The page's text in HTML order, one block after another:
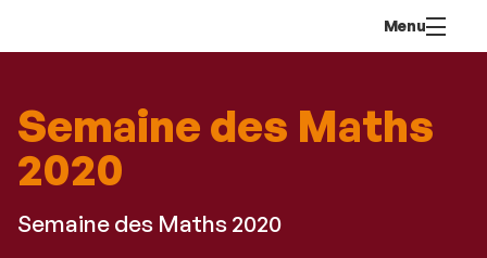
contenu
Menu
Semaine des Maths
2020
Semaine des Maths 2020